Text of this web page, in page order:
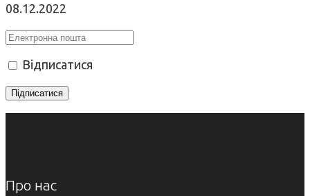
08.12.2022
Відписатися
Про нас